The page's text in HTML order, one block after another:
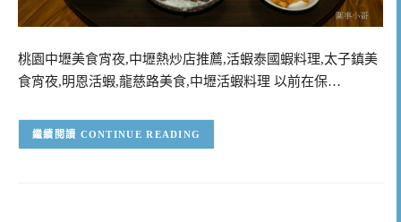
桃園中壢美食宵夜,中壢熱炒店推薦,活蝦泰國蝦料理,太子鎮美
食宵夜,明恩活蝦,龍慈路美食,中壢活蝦料理 以前在保…
CONTINUE READING